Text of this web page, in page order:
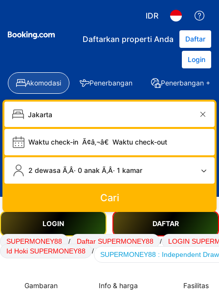
IDR
Daftarkan properti Anda Daftar
Login
Akomodasi Penerbangan Penerbangan +
Waktu check-in Ã¢â‚¬â€ Waktu check-out
2 dewasa Ã‚Â· 0 anak Ã‚Â· 1 kamar
Cari
LOGIN DAFTAR
SUPERMONEY88 / Daftar SUPERMONEY88 /
LOGIN
Id Hoki SUPERMONEY88
/ SUPERMONEY88 : Independent
Gambaran Info & harga Fasilitas